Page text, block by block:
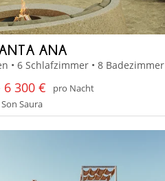
ANA
• 6 Schlafzimmer • 8 Badezimmer
6 300 €
pro Nacht
Saura